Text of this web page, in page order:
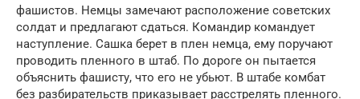
фашистов. Немцы замечают расположение советских
солдат и предлагают сдаться. Командир командует
наступление. Сашка берет в плен немца, ему поручают
проводить пленного в штаб. По дороге он пытается
объяснить фашисту, что его не убьют. В штабе комбат
без разбирательств приказывает расстрелять пленного.